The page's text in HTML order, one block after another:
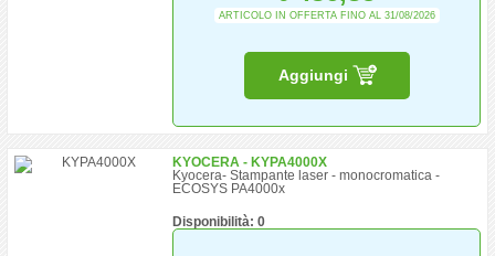
ARTICOLO IN OFFERTA FINO AL 31/08/2026
Aggiungi
KYOCERA - KYPA4000X
Kyocera- Stampante laser - monocromatica -
ECOSYS PA4000x
Disponibilità: 0